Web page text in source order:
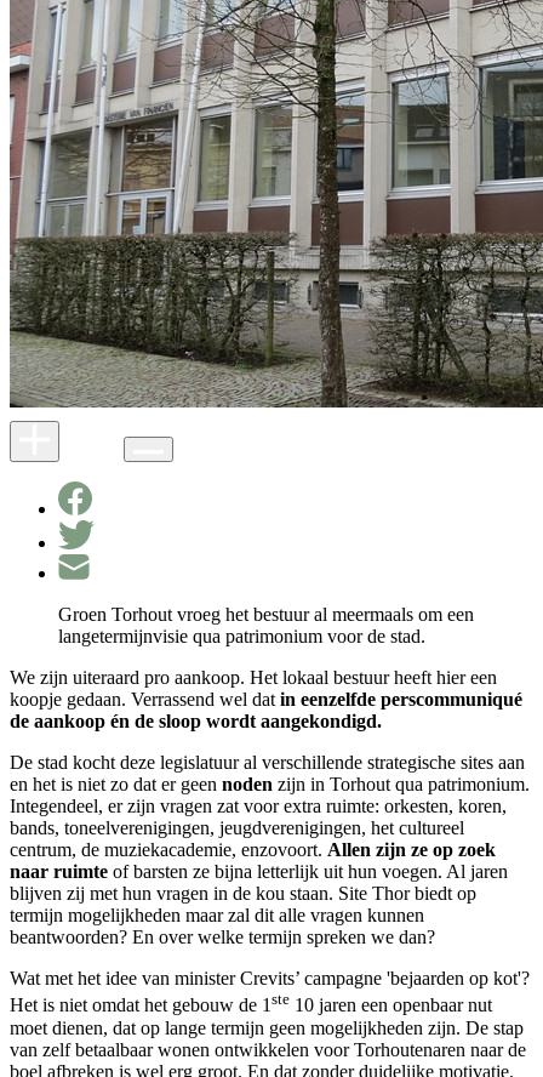
Groen Torhout vroeg het bestuur al meermaals om een
langetermijnvisie qua patrimonium voor de stad.
We zijn uiteraard pro aankoop. Het lokaal bestuur heeft hier een
koopje gedaan. Verrassend wel datin eenzelfde perscommuniqué
de aankoop én de sloop wordt aangekondigd.
De stad kocht deze legislatuur al verschillende strategische sites aan
en het is niet zo dat er geen noden zijn in Torhout qua patrimonium.
Integendeel, er zijn vragen zat voor extra ruimte: orkesten, koren,
bands, toneelverenigingen, jeugdverenigingen, het cultureel
centrum, de muziekacademie, enzovoort. Allen zijn ze op zoek
naar ruimte of barsten ze bijna letterlijk uit hun voegen. Al jaren
blijven zij met hun vragen in de kou staan. Site Thor biedt op
termijn mogelijkheden maar zal dit alle vragen kunnen
beantwoorden? En over welke termijn spreken we dan?
Wat met het idee van minister Crevits’ campagne 'bejaarden op kot'?
Het is niet omdat het gebouw de 1ste 10 jaren een openbaar nut
moet dienen, dat op lange termijn geen mogelijkheden zijn. De stap
van zelf betaalbaar wonen ontwikkelen voor Torhoutenaren naar de
boel afbreken is wel erg groot. En dat zonder duidelijke motivatie.